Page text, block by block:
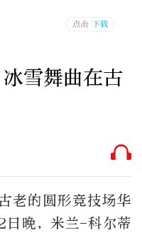
雪舞曲在古
老的圆形竞技场华
日晚，米兰-科尔蒂